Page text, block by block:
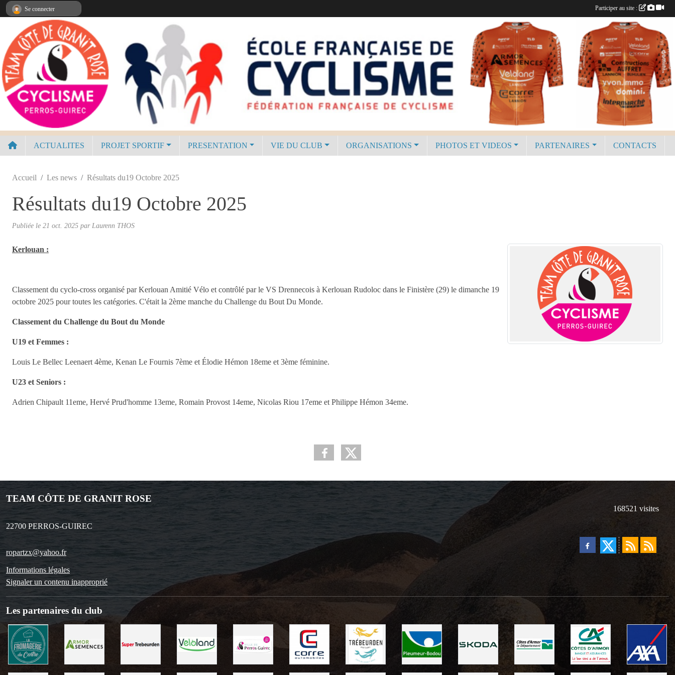
ACTUALITES PROJET SPORTIF PRESENTATION VIE DU CLUB ORGANISATIONS PHOTOS ET VIDEOS PARTENAIRES CONTACTS
Accueil Les news Résultats du19 Octobre 2025
Résultats du19 Octobre 2025
Publiée le 21 oct. 2025 par Laurenn THOS
Kerlouan :
Classement du cyclo-cross organisé par Kerlouan Amitié Vélo et contrôlé par le VS Drennecois à Kerlouan Rudoloc dans le Finistère (29) le dimanche 19
octobre 2025 pour toutes les catégories. C'était la 2ème manche du Challenge du Bout Du Monde.
Classement du Challenge du Bout du Monde
U19 et Femmes :
Louis Le Bellec Leenaert 4ème, Kenan Le Fournis 7ème et Élodie Hémon 18eme et 3ème féminine.
U23 et Seniors :
Adrien Chipault 11eme, Hervé Prud'homme 13eme, Romain Provost 14eme, Nicolas Riou 17eme et Philippe Hémon 34eme.
TEAM CÔTE DE GRANIT ROSE
22700 PERROS-GUIREC
ropartzx@yahoo.fr
Informations légales
Signaler un contenu inapproprié
168521 visites
Les partenaires du club
Se connecter Participer au site :
Panneau de gestion des cookies